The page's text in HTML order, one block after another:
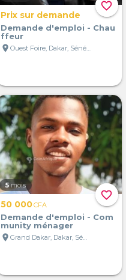
favorite_border
Prix sur demande
Demande d'emploi - Chau
ffeur
location_on
Ouest Foire, Dakar, Sénégal
favorite_border
5 mois
50 000CFA
Demande d'emploi - Com
munity ménager
location_on
Grand Dakar, Dakar, Sénégal